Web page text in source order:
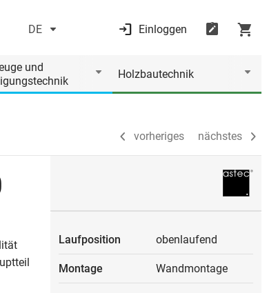
DE Einloggen
und
Holzbautechnik
vorheriges nächstes
vorheriges nächstes
Laufposition obenlaufend
Montage Wandmontage